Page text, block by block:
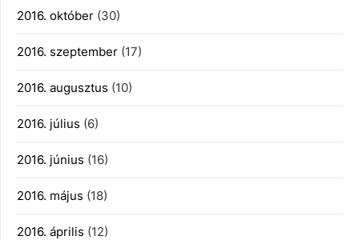
2016. október (30)
2016. szeptember (17)
2016. augusztus (10)
2016. július (6)
2016. június (16)
2016. május (18)
2016. április (12)